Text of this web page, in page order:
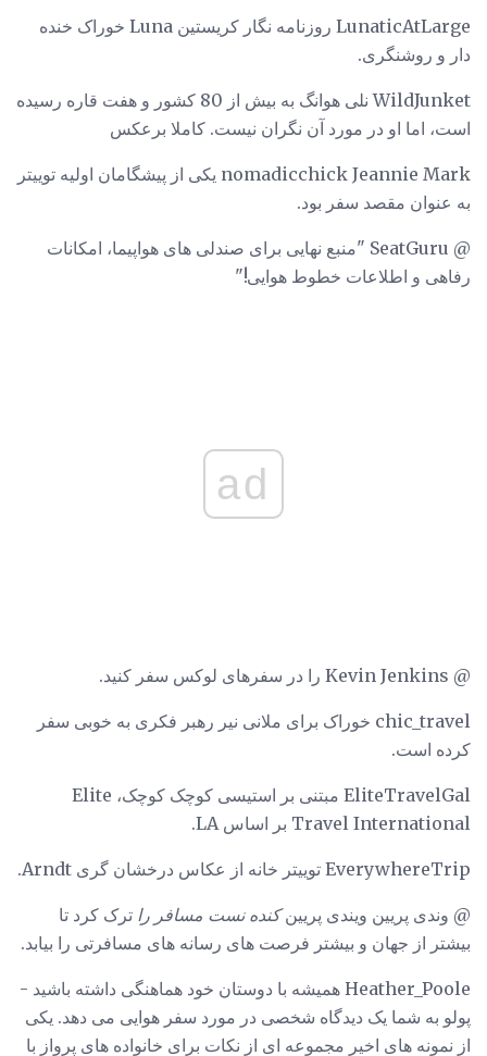
LunaticAtLarge روزنامه نگار کریستین Luna خوراک خنده
دار و روشنگری.
WildJunket نلی هوانگ به بیش از 80 کشور و هفت قاره رسیده
است، اما او در مورد آن نگران نیست. کاملا برعکس
nomadicchick Jeannie Mark یکی از پیشگامان اولیه توییتر
به عنوان مقصد سفر بود.
@ SeatGuru "منبع نهایی برای صندلی های هواپیما، امکانات
رفاهی و اطلاعات خطوط هوایی!"
ad
@ Kevin Jenkins را در سفرهای لوکس سفر کنید.
chic_travel خوراک برای ملانی نیر رهبر فکری به خوبی سفر
کرده است.
EliteTravelGal مبتنی بر استیسی کوچک کوچک، Elite
Travel International بر اساس LA.
EverywhereTrip توییتر خانه از عکاس درخشان گری Arndt.
@ وندی پریین ویندی پریینکنده نست مسافر را ترک کرد تا
بیشتر از جهان و بیشتر فرصت های رسانه های مسافرتی را بیابد.
Heather_Poole همیشه با دوستان خود هماهنگی داشته باشید -
پولو به شما یک دیدگاه شخصی در مورد سفر هوایی می دهد. یکی
از نمونه های اخیر مجموعه ای از نکات برای خانواده های پرواز با